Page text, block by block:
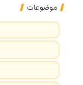
موضوعات